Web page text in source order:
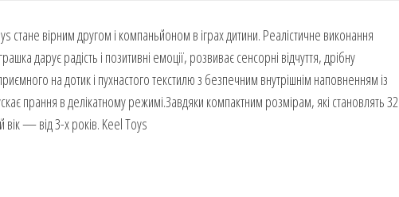
вірним другом і компаньйоном в іграх дитини. Реалістичне виконання
дарує радість і позитивні емоції, розвиває сенсорні відчуття, дрібну
на дотик і пухнастого текстилю з безпечним внутрішнім наповненням із
прання в делікатному режимі.Завдяки компактним розмірам, які становлять 32
— від 3-х років. Keel Toys